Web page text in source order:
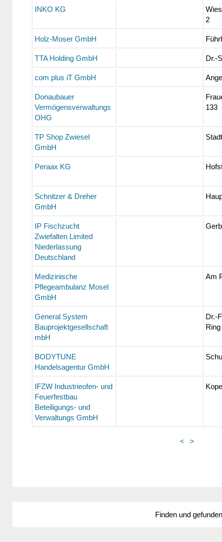
INKO KG
2
Holz-Moser GmbH
TTA Holding GmbH Dr.-
com plus iT GmbH
Donaubauer
Vermögensverwaltungs
OHG
133
TP Shop Zwiesel
GmbH
Peraax KG
Schnitzer & Dreher
GmbH
IP Fischzucht
Zwiefalten Limited
Niederlassung
Deutschland
Medizinische
Pflegeambulanz Mosel
GmbH
Am
General System
Bauprojektgesellschaft
mbH
Dr.-
Ring
BODYTUNE
Handelsagentur GmbH
IFZW Industrieofen- und
Feuerfestbau
Beteiligungs- und
Verwaltungs GmbH
< >
Finden und